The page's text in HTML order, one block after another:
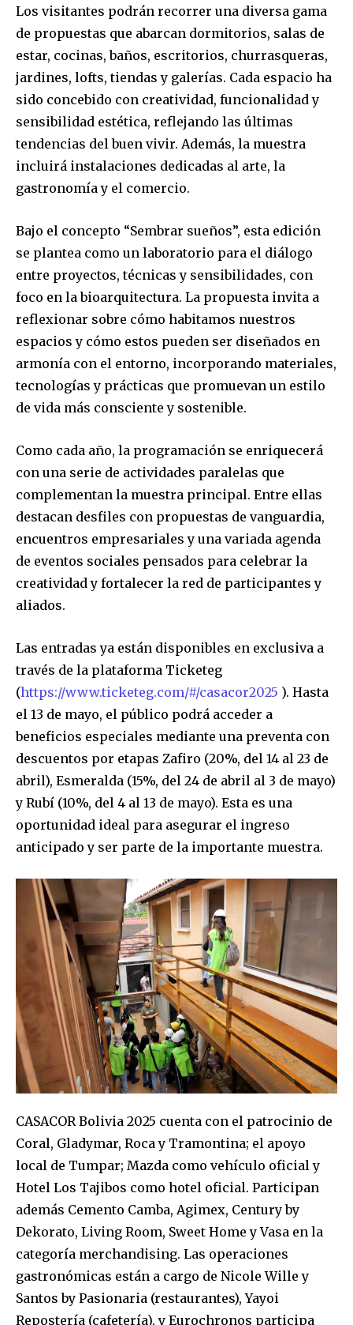
Join our community of
SUBSCRIBERS and be part of the
conversation.
To subscribe, simply enter your email address on our website
or click the subscribe button below. Don't worry, we respect
your privacy and won't spam your inbox. Your information is
safe with us.
SUBSCRIBE
I've read and accept the Privacy Policy
Los visitantes podrán recorrer una diversa gama
de propuestas que abarcan dormitorios, salas de
estar, cocinas, baños, escritorios, churrasqueras,
jardines, lofts, tiendas y galerías. Cada espacio ha
sido concebido con creatividad, funcionalidad y
sensibilidad estética, reflejando las últimas
tendencias del buen vivir. Además, la muestra
incluirá instalaciones dedicadas al arte, la
gastronomía y el comercio.
Bajo el concepto “Sembrar sueños”, esta edición
se plantea como un laboratorio para el diálogo
entre proyectos, técnicas y sensibilidades, con
foco en la bioarquitectura. La propuesta invita a
reflexionar sobre cómo habitamos nuestros
espacios y cómo estos pueden ser diseñados en
armonía con el entorno, incorporando materiales,
tecnologías y prácticas que promuevan un estilo
de vida más consciente y sostenible.
Como cada año, la programación se enriquecerá
con una serie de actividades paralelas que
complementan la muestra principal. Entre ellas
destacan desfiles con propuestas de vanguardia,
encuentros empresariales y una variada agenda
de eventos sociales pensados para celebrar la
creatividad y fortalecer la red de participantes y
aliados.
Las entradas ya están disponibles en exclusiva a
través de la plataforma Ticketeg
(https://www.ticketeg.com/#/casacor2025 ). Hasta
el 13 de mayo, el público podrá acceder a
beneficios especiales mediante una preventa con
descuentos por etapas Zafiro (20%, del 14 al 23 de
abril), Esmeralda (15%, del 24 de abril al 3 de mayo)
y Rubí (10%, del 4 al 13 de mayo). Esta es una
oportunidad ideal para asegurar el ingreso
anticipado y ser parte de la importante muestra.
CASACOR Bolivia 2025 cuenta con el patrocinio de
Coral, Gladymar, Roca y Tramontina; el apoyo
local de Tumpar; Mazda como vehículo oficial y
Hotel Los Tajibos como hotel oficial. Participan
además Cemento Camba, Agimex, Century by
Dekorato, Living Room, Sweet Home y Vasa en la
categoría merchandising. Las operaciones
gastronómicas están a cargo de Nicole Wille y
Santos by Pasionaria (restaurantes), Yayoi
Repostería (cafetería), y Eurochronos participa